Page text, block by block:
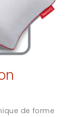
de forme